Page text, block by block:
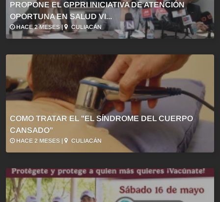
PROPONE EL GPPRI INICIATIVA DE ATENCIÓN
OPORTUNA EN SALUD VI...
HACE 2 MESES | CULIACÁN
COMO TRATAR EL "EL SÍNDROME DEL CUERPO
CANSADO”
HACE 2 MESES | CULIACÁN